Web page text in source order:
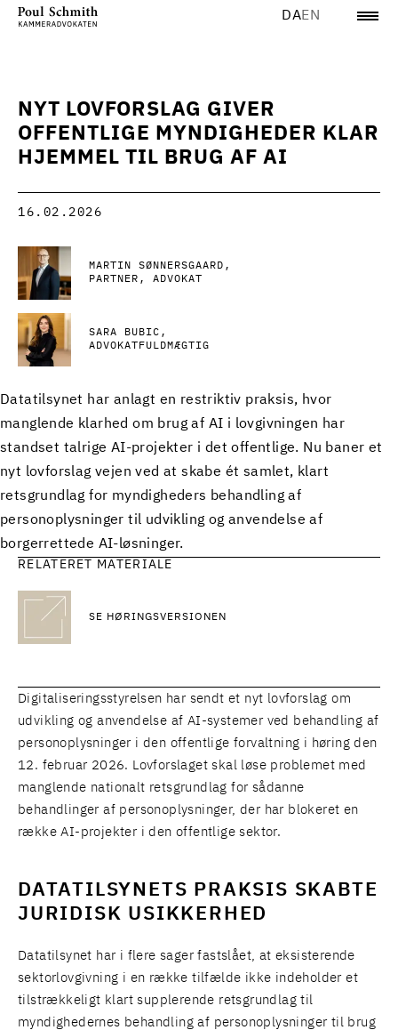
DAEN
NYT LOVFORSLAG GIVER
OFFENTLIGE MYNDIGHEDER KLAR
HJEMMEL TIL BRUG AF AI
16.02.2026
MARTIN SØNNERSGAARD
PARTNER, ADVOKAT
SARA BUBIC
ADVOKATFULDMÆGTIG
Datatilsynet har anlagt en restriktiv praksis, hvor
manglende klarhed om brug af AI i lovgivningen har
standset talrige AI-projekter i det offentlige. Nu baner et
nyt lovforslag vejen ved at skabe ét samlet, klart
retsgrundlag for myndigheders behandling af
personoplysninger til udvikling og anvendelse af
borgerrettede AI-løsninger.
RELATERET MATERIALE
SE HØRINGSVERSIONEN
Digitaliseringsstyrelsen har sendt et nyt lovforslag om
udvikling og anvendelse af AI-systemer ved behandling af
personoplysninger i den offentlige forvaltning i høring den
12. februar 2026. Lovforslaget skal løse problemet med
manglende nationalt retsgrundlag for sådanne
behandlinger af personoplysninger, der har blokeret en
række AI-projekter i den offentlige sektor.
DATATILSYNETS PRAKSIS SKABTE
JURIDISK USIKKERHED
Datatilsynet har i flere sager fastslået, at eksisterende
sektorlovgivning i en række tilfælde ikke indeholder et
tilstrækkeligt klart supplerende retsgrundlag til
myndighedernes behandling af personoplysninger til brug